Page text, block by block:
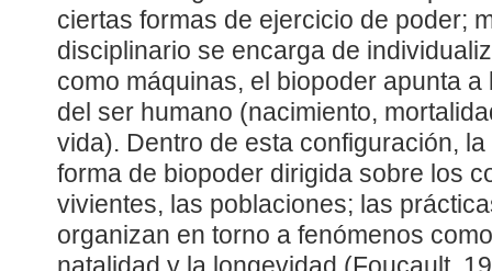
ciertas formas de ejercicio de poder;
disciplinario se encarga de
como máquinas, el biopoder apunta
del ser humano (nacimiento,
vida). Dentro de esta configuración, la
forma de biopoder dirigida sobre los
vivientes, las poblaciones; las
organizan en torno a fenómenos